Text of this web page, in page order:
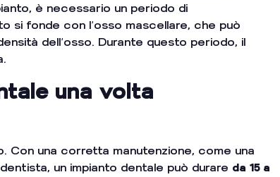
è necessario un periodo di
si fonde con l’osso mascellare, che può
dell’osso. Durante questo periodo, il
una volta
Con una corretta manutenzione, come una
un impianto dentale può durare da 15 a